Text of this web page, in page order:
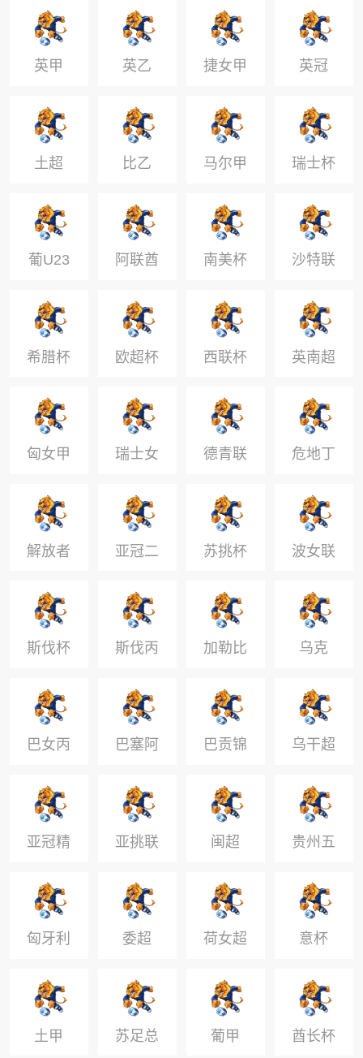
超级联
赛
英甲 英乙 捷女甲 英冠
土超 比乙 马尔甲 瑞士杯
葡U23 阿联酋
超
南美杯 沙特联
希腊杯 欧超杯 西联杯 英南超
匈女甲 瑞士女
联
德青联
H
危地丁
解放者
杯
亚冠二
级
苏挑杯 波女联
斯伐杯 斯伐丙 加勒比
杯
乌克
U21
巴女丙 巴塞阿
丙
巴贡锦
标U20
乌干超
8
亚冠精
英联赛
亚挑联 闽超 贵州五
峰杯
匈牙利
杯
委超 荷女超
杯
意杯
土甲 苏足总 葡甲 酋长杯